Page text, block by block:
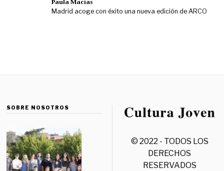
Paula Macías
Madrid acoge con éxito una nueva edición de ARCO
SOBRE NOSOTROS
© 2022 - TODOS LOS
DERECHOS
RESERVADOS